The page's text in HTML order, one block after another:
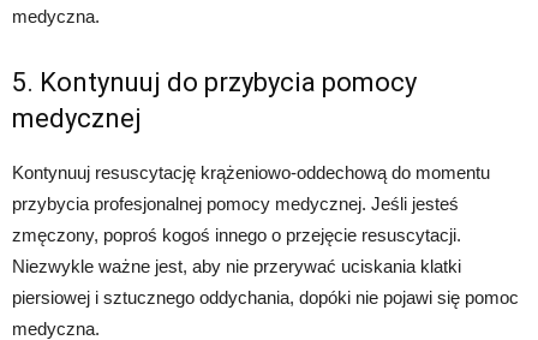
medyczna.
5. Kontynuuj do przybycia pomocy
medycznej
Kontynuuj resuscytację krążeniowo-oddechową do momentu
przybycia profesjonalnej pomocy medycznej. Jeśli jesteś
zmęczony, poproś kogoś innego o przejęcie resuscytacji.
Niezwykle ważne jest, aby nie przerywać uciskania klatki
piersiowej i sztucznego oddychania, dopóki nie pojawi się pomoc
medyczna.